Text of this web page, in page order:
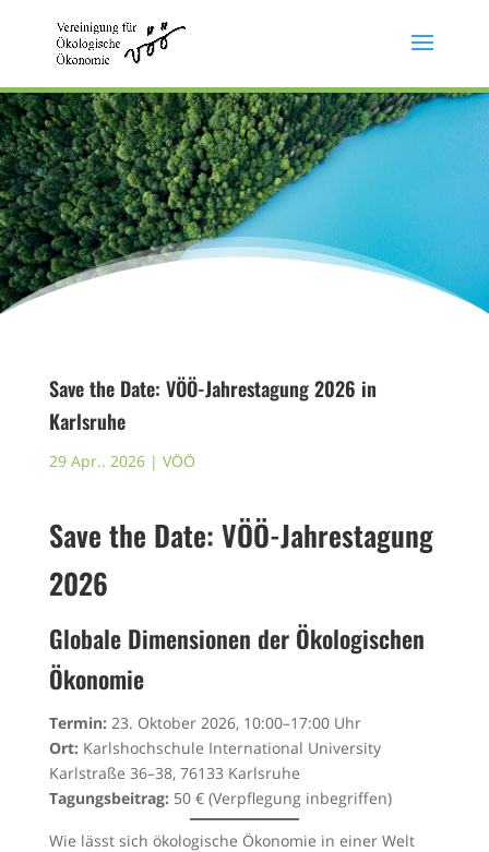
Save the Date: VÖÖ-Jahrestagung 2026 in
Karlsruhe
29 Apr.. 2026| VÖÖ
Save the Date: VÖÖ-Jahrestagung
2026
Globale Dimensionen der Ökologischen
Ökonomie
Termin: 23. Oktober 2026, 10:00–17:00 Uhr
Ort: Karlshochschule International University
Karlstraße 36–38, 76133 Karlsruhe
Tagungsbeitrag: 50 € (Verpflegung inbegriffen)
Wie lässt sich ökologische Ökonomie in einer Welt